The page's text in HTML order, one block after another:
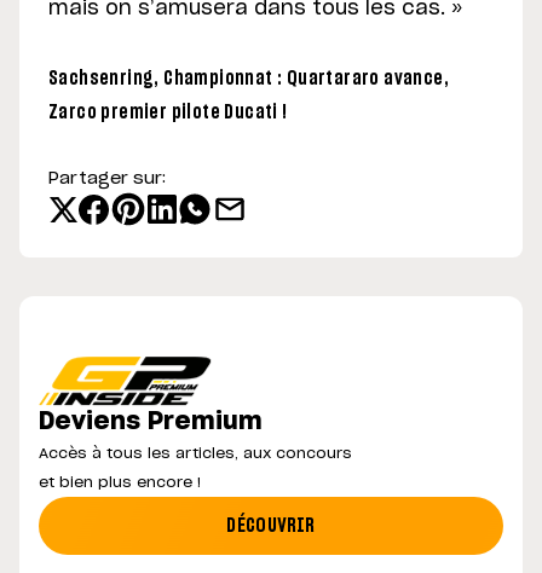
mais on s’amusera dans tous les cas. »
Sachsenring, Championnat : Quartararo avance,
Zarco premier pilote Ducati !
Partager sur:
Deviens Premium
Accès à tous les articles, aux concours
et bien plus encore !
DÉCOUVRIR